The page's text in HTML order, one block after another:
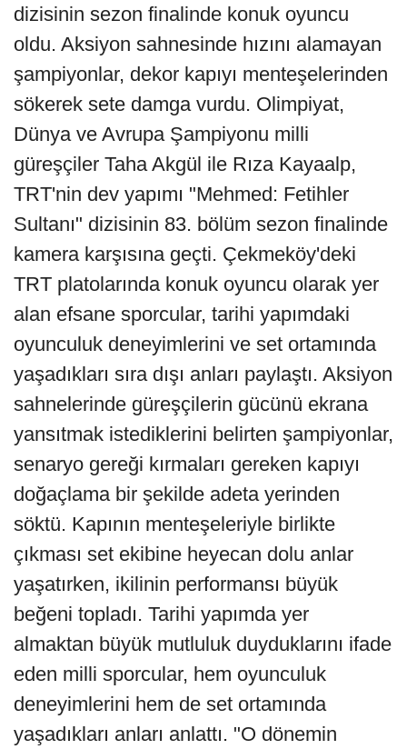
dizisinin sezon finalinde konuk oyuncu
oldu. Aksiyon sahnesinde hızını alamayan
şampiyonlar, dekor kapıyı menteşelerinden
sökerek sete damga vurdu. Olimpiyat,
Dünya ve Avrupa Şampiyonu milli
güreşçiler Taha Akgül ile Rıza Kayaalp,
TRT'nin dev yapımı "Mehmed: Fetihler
Sultanı" dizisinin 83. bölüm sezon finalinde
kamera karşısına geçti. Çekmeköy'deki
TRT platolarında konuk oyuncu olarak yer
alan efsane sporcular, tarihi yapımdaki
oyunculuk deneyimlerini ve set ortamında
yaşadıkları sıra dışı anları paylaştı. Aksiyon
sahnelerinde güreşçilerin gücünü ekrana
yansıtmak istediklerini belirten şampiyonlar,
senaryo gereği kırmaları gereken kapıyı
doğaçlama bir şekilde adeta yerinden
söktü. Kapının menteşeleriyle birlikte
çıkması set ekibine heyecan dolu anlar
yaşatırken, ikilinin performansı büyük
beğeni topladı. Tarihi yapımda yer
almaktan büyük mutluluk duyduklarını ifade
eden milli sporcular, hem oyunculuk
deneyimlerini hem de set ortamında
yaşadıkları anları anlattı. "O dönemin